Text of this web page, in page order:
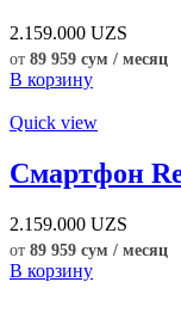
2.159.000 UZS
от 89 959 сум / месяц
В корзину
Quick view
Смартфон
2.159.000 UZS
от 89 959 сум / месяц
В корзину